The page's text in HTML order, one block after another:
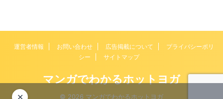
運営者情報 お問い合わせ 広告掲載について
プライバシーポリ
シー
サイトマップ
マンガでわかるホットヨガ
© 2026 マンガでわかるホットヨガ
✕